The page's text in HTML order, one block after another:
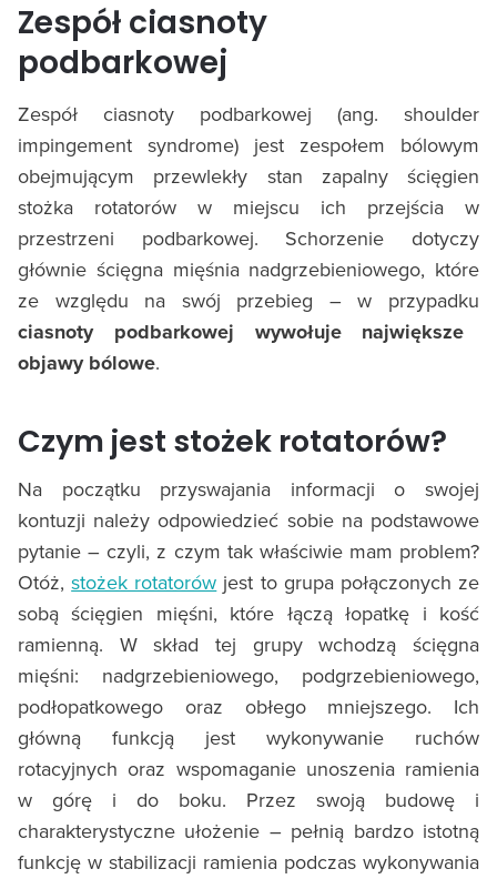
Zespół ciasnoty
podbarkowej
Zespół ciasnoty podbarkowej (ang. shoulder
impingement syndrome) jest zespołem bólowym
obejmującym przewlekły stan zapalny ścięgien
stożka rotatorów w miejscu ich przejścia w
przestrzeni podbarkowej. Schorzenie dotyczy
głównie ścięgna mięśnia nadgrzebieniowego, które
ze względu na swój przebieg – w przypadku
ciasnoty podbarkowej wywołuje największe
objawy bólowe.
Czym jest stożek rotatorów?
Na początku przyswajania informacji o swojej
kontuzji należy odpowiedzieć sobie na podstawowe
pytanie – czyli, z czym tak właściwie mam problem?
Otóż,stożek rotatorów jest to grupa połączonych ze
sobą ścięgien mięśni, które łączą łopatkę i kość
ramienną. W skład tej grupy wchodzą ścięgna
mięśni: nadgrzebieniowego, podgrzebieniowego,
podłopatkowego oraz obłego mniejszego. Ich
główną funkcją jest wykonywanie ruchów
rotacyjnych oraz wspomaganie unoszenia ramienia
w górę i do boku. Przez swoją budowę i
charakterystyczne ułożenie – pełnią bardzo istotną
funkcję w stabilizacji ramienia podczas wykonywania